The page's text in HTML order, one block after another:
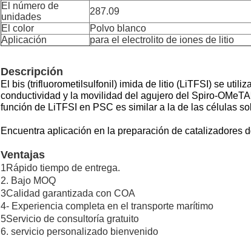
El número de
unidades
287.09
El color
Polvo blanco
Aplicación
para el electrolito de iones de litio
Descripción
El bis (trifluorometilsulfonil) imida de litio (LiTFSI) se
conductividad y la movilidad del agujero del Spiro-
función de LiTFSI en PSC es similar a la de las células
Encuentra aplicación en la preparación de catalizadores
Ventajas
1Rápido tiempo de entrega.
2. Bajo MOQ
3Calidad garantizada con COA
4- Experiencia completa en el transporte marítimo
5Servicio de consultoría gratuito
6. servicio personalizado bienvenido